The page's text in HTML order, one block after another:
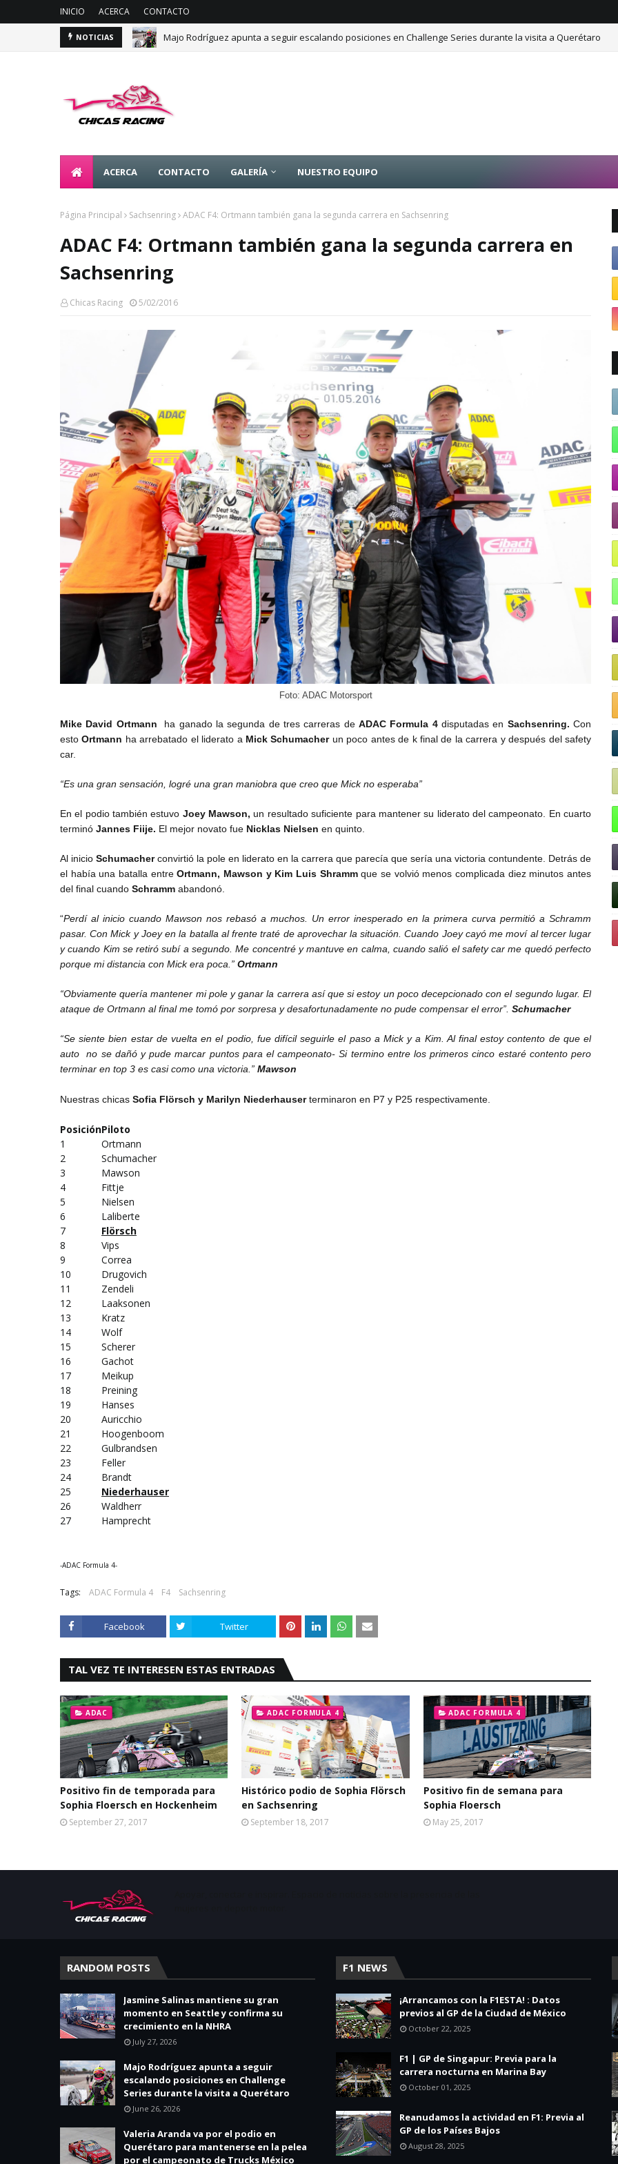
INICIO ACERCA CONTACTO
NOTICIAS Majo Rodríguez apunta a seguir escalando posiciones en Challenge Series durante la visita a Querétaro
ACERCA CONTACTO GALERÍA NUESTRO EQUIPO
Página Principal Sachsenring ADAC F4: Ortmann también gana la segunda carrera en Sachsenring
ADAC F4: Ortmann también gana la segunda carrera en
Sachsenring
Chicas Racing 5/02/2016
Foto: ADAC Motorsport
Mike David Ortmann ha ganado la segunda de tres carreras deADAC Formula 4disputadas en Sachsenring. Con
estoOrtmann ha arrebatado el liderato a Mick Schumacherun poco antes de k final de la carrera y después del safety
car.
“Es una gran sensación, logré una gran maniobra que creo que Mick no esperaba”
En el podio también estuvo Joey Mawson, un resultado suficiente para mantener su liderato del campeonato. En cuarto
terminó Jannes Fiije. El mejor novato fue Nicklas Nielsen en quinto.
Al inicio Schumacherconvirtió la pole en liderato en la carrera que parecía que sería una victoria contundente. Detrás de
el había una batalla entreOrtmann, Mawson y Kim Luis Shrammque se volvió menos complicada diez minutos antes
del final cuando Schramm abandonó.
“Perdí al inicio cuando Mawson nos rebasó a muchos. Un error inesperado en la primera curva permitió a Schramm
pasar. Con Mick y Joey en la batalla al frente traté de aprovechar la situación. Cuando Joey cayó me moví al tercer lugar
y cuando Kim se retiró subí a segundo. Me concentré y mantuve en calma, cuando salió el safety car me quedó perfecto
porque mi distancia con Mick era poca.” Ortmann
“Obviamente quería mantener mi pole y ganar la carrera así que si estoy un poco decepcionado con el segundo lugar. El
ataque de Ortmann al final me tomó por sorpresa y desafortunadamente no pude compensar el error”. Schumacher
“Se siente bien estar de vuelta en el podio, fue difícil seguirle el paso a Mick y a Kim. Al final estoy contento de que el
auto
no se dañó y pude marcar puntos para el campeonato- Si termino entre los primeros cinco estaré contento pero
terminar en top 3 es casi como una victoria.” Mawson
Nuestras chicas Sofia Flörsch y Marilyn Niederhauserterminaron en P7 y P25 respectivamente.
PosiciónPiloto
1
Ortmann
2
Schumacher
3
Mawson
4
Fittje
5
Nielsen
6
Laliberte
7
Flörsch
8
Vips
9
Correa
10
Drugovich
11
Zendeli
12
Laaksonen
13
Kratz
14
Wolf
15
Scherer
16
Gachot
17
Meikup
18
Preining
19
Hanses
20
Auricchio
21
Hoogenboom
22
Gulbrandsen
23
Feller
24
Brandt
25
Niederhauser
26
Waldherr
27
Hamprecht
-ADAC Formula 4-
Tags: ADAC Formula 4 F4 Sachsenring
Facebook Twitter
TAL VEZ TE INTERESEN ESTAS ENTRADAS
ADAC
Positivo fin de temporada para
Sophia Floersch en Hockenheim
September 27, 2017
ADAC FORMULA 4
Histórico podio de Sophia Flörsch
en Sachsenring
September 18, 2017
ADAC FORMULA 4
Positivo fin de semana para
Sophia Floersch
May 25, 2017
RANDOM POSTS
Jasmine Salinas mantiene su gran
momento en Seattle y confirma su
crecimiento en la NHRA
July 27, 2026
Majo Rodríguez apunta a seguir
escalando posiciones en Challenge
Series durante la visita a Querétaro
June 26, 2026
Valeria Aranda va por el podio en
Querétaro para mantenerse en la pelea
por el campeonato de Trucks México
F1 NEWS
¡Arrancamos con la F1ESTA! : Datos
previos al GP de la Ciudad de México
October 22, 2025
F1 | GP de Singapur: Previa para la
carrera nocturna en Marina Bay
October 01, 2025
Reanudamos la actividad en F1: Previa al
GP de los Países Bajos
August 28, 2025